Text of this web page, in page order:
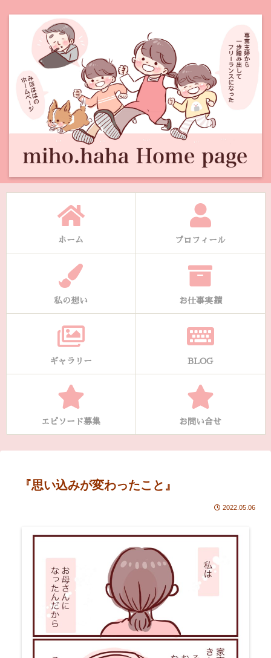
ホーム プロフィール
私の想い お仕事実績
ギャラリー BLOG
エピソード募集 お問い合せ
『思い込みが変わったこと』
2022.05.06